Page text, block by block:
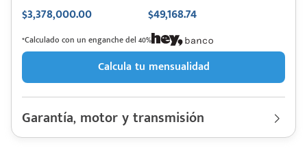
$3,378,000.00 $49,168.74
*Calculado con un enganche del 40%
Calcula tu mensualidad
Garantía, motor y transmisión